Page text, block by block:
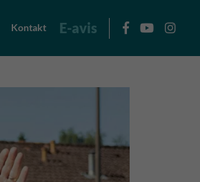
Kontakt E-avis